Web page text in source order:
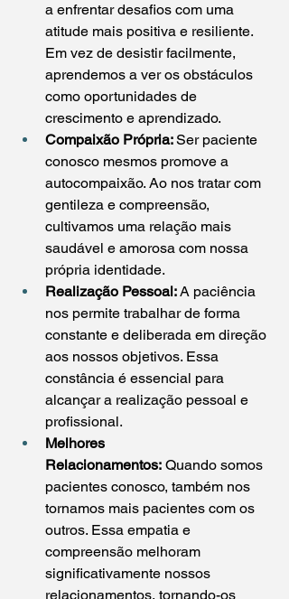
a enfrentar desafios com uma
atitude mais positiva e resiliente.
Em vez de desistir facilmente,
aprendemos a ver os obstáculos
como oportunidades de
crescimento e aprendizado.
Compaixão Própria: Ser paciente
conosco mesmos promove a
autocompaixão. Ao nos tratar com
gentileza e compreensão,
cultivamos uma relação mais
saudável e amorosa com nossa
própria identidade.
Realização Pessoal: A paciência
nos permite trabalhar de forma
constante e deliberada em direção
aos nossos objetivos. Essa
constância é essencial para
alcançar a realização pessoal e
profissional.
Melhores
Relacionamentos: Quando somos
pacientes conosco, também nos
tornamos mais pacientes com os
outros. Essa empatia e
compreensão melhoram
significativamente nossos
relacionamentos, tornando-os